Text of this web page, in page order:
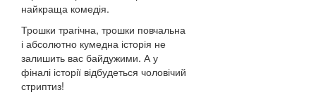
найкраща комедія.
Трошки трагічна, трошки повчальна
і абсолютно кумедна історія не
залишить вас байдужими. А у
фіналі історії відбудеться чоловічий
стриптиз!